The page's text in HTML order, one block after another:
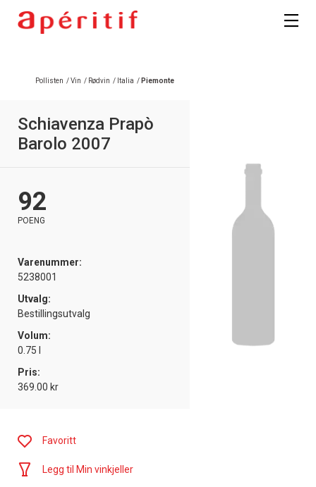
Pollisten /Vin / Rødvin / Italia / Piemonte
Schiavenza Prapò
Barolo 2007
92
POENG
Varenummer:
5238001
Utvalg:
Bestillingsutvalg
Volum:
0.75 l
Pris:
369.00 kr
Favoritt
Legg til Min vinkjeller